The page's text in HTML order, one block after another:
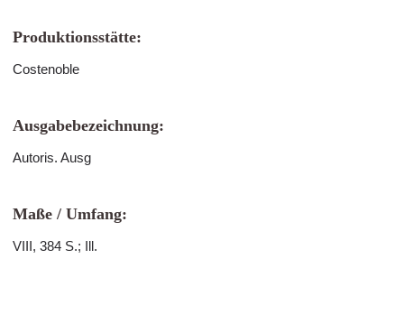
Produktionsstätte:
Costenoble
Ausgabebezeichnung:
Autoris. Ausg
Maße / Umfang:
VIII, 384 S.; Ill.